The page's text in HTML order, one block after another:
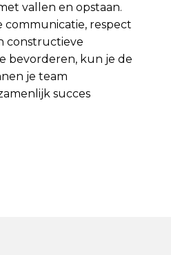
vallen en opstaan.
communicatie, respect
constructieve
bevorderen, kun je de
je team
succes